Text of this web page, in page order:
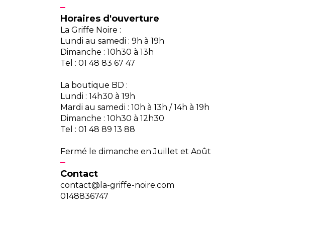
Horaires d'ouverture
La Griffe Noire :
Lundi au samedi : 9h à 19h
Dimanche : 10h30 à 13h
Tel : 01 48 83 67 47
La boutique BD :
Lundi : 14h30 à 19h
Mardi au samedi : 10h à 13h / 14h à 19h
Dimanche : 10h30 à 12h30
Tel : 01 48 89 13 88
Fermé le dimanche en Juillet et Août
Contact
contact@la-griffe-noire.com
0148836747